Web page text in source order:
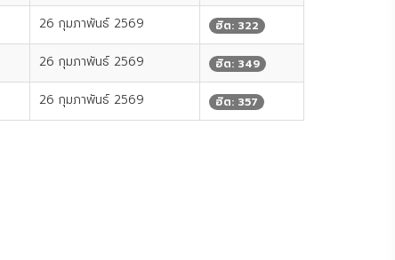
26 กุมภาพันธ์ 2569 ฮิต: 322
26 กุมภาพันธ์ 2569 ฮิต: 349
26 กุมภาพันธ์ 2569 ฮิต: 357